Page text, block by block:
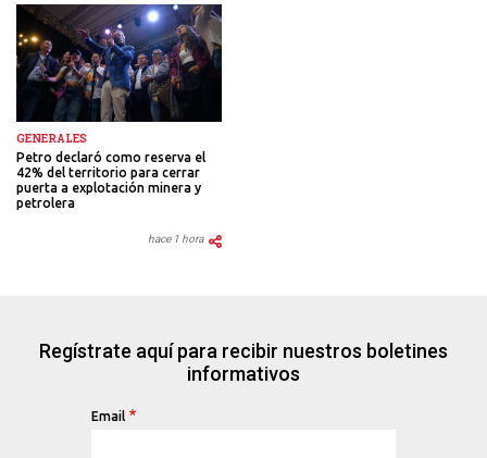
GENERALES
Petro declaró como reserva el
42% del territorio para cerrar
puerta a explotación minera y
petrolera
hace 1 hora
Regístrate aquí para recibir nuestros boletines
informativos
Email